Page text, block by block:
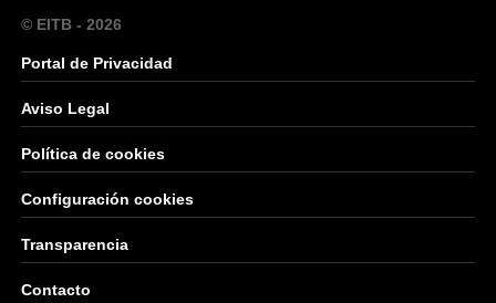
© EITB - 2026
Portal de Privacidad
Aviso Legal
Política de cookies
Configuración cookies
Transparencia
Contacto